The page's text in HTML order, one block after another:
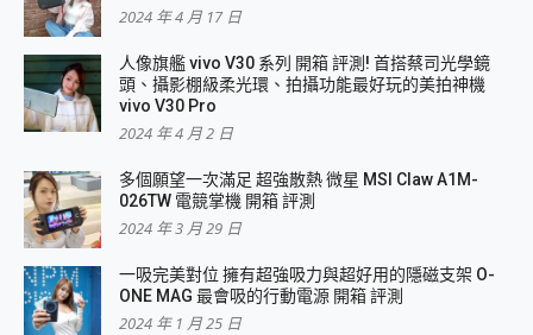
2024 年 4 月 17 日
人像旗艦 vivo V30 系列 開箱 評測! 首搭蔡司光學鏡
頭、攝影棚級柔光環、拍攝功能最好玩的美拍神機
vivo V30 Pro
2024 年 4 月 2 日
多個願望一次滿足 超強散熱 微星 MSI Claw A1M-
026TW 電競掌機 開箱 評測
2024 年 3 月 29 日
一吸完美對位 擁有超強吸力與超好用的隱磁支架 O-
ONE MAG 最會吸的行動電源 開箱 評測
2024 年 1 月 25 日